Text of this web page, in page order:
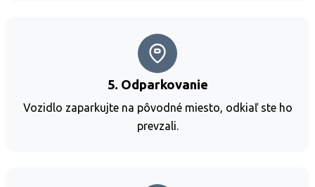
5. Odparkovanie
Vozidlo zaparkujte na pôvodné miesto, odkiaľ ste ho
prevzali.